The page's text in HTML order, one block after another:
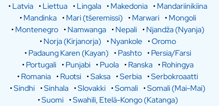
•Latvia •Liettua •Lingala •Makedonia •Mandariinikiina
•Mandinka •Mari (tšeremissi) •Marwari •Mongoli
•Montenegro •Namwanga •Nepali •Njandža (Nyanja)
•Norja (Kirjanorja) •Nyankole •Oromo
•Padaung Karen (Kayan) •Pashto •Persia/Farsi
•Portugali •Punjabi •Puola •Ranska •Rohingya
•Romania •Ruotsi •Saksa •Serbia •Serbokroaatti
•Sindhi •Sinhala •Slovakki •Somali •Somali (Mai-Mai)
•Suomi •Swahili, Etelä-Kongo (Katanga)